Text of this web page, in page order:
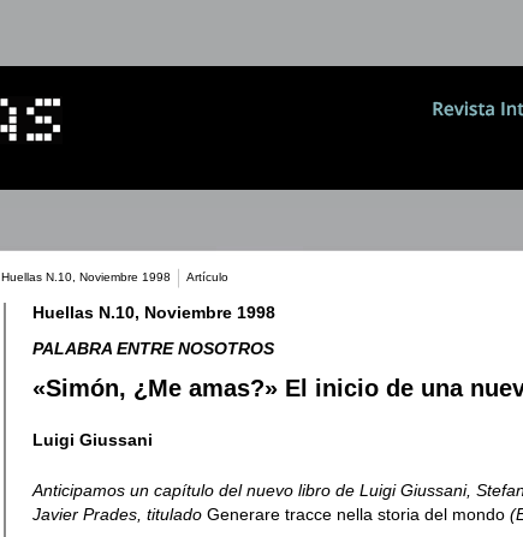
Huellas N.10, Noviembre 1998 Artículo
Huellas N.10, Noviembre 1998
PALABRA ENTRE NOSOTROS
«Simón, ¿Me amas?» El inicio de una
Luigi Giussani
Anticipamos un capítulo del nuevo libro de Luigi Giussani,
Javier Prades, titulado Generare tracce nella storia del mondo